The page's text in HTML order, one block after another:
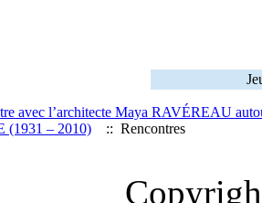
avec l’architecte Maya RAVÉREAU
(1931 – 2010)
:: Rencontres